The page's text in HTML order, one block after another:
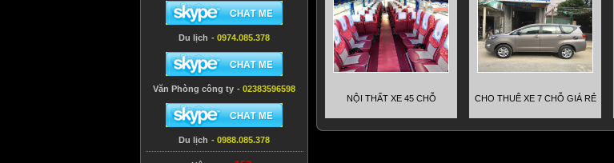
Du lịch - 0974.085.378
Văn Phòng công ty - 02383596598
Du lịch - 0988.085.378
NỘI THẤT XE 45 CHỖ CHO THUÊ XE 7 CHỖ GIÁ RẺ